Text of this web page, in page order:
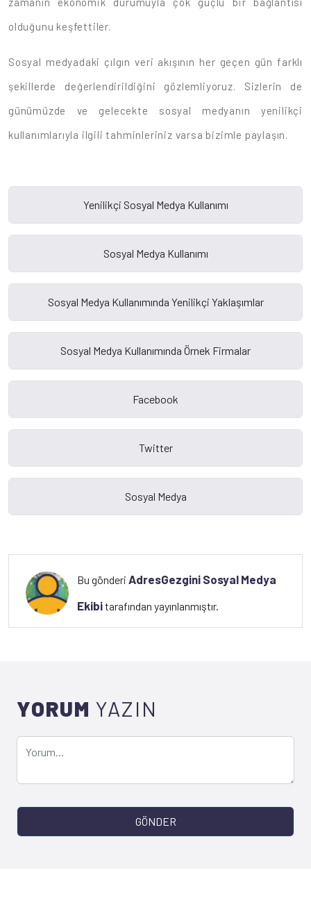
olduğunu keşfettiler.
Sosyal medyadaki çılgın veri akışının her geçen gün farklı
şekillerde değerlendirildiğini gözlemliyoruz. Sizlerin de
günümüzde ve gelecekte sosyal medyanın yenilikçi
kullanımlarıyla ilgili tahminleriniz varsa bizimle paylaşın.
Bu gönderiAdresGezgini Sosyal Medya
Ekibitarafından yayınlanmıştır.
YORUM YAZIN
GÖNDER